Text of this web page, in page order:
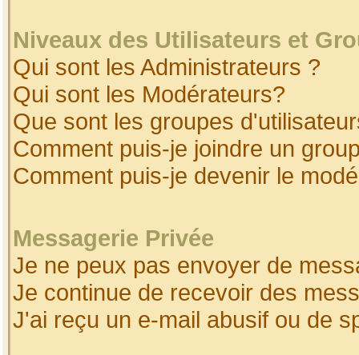
Niveaux des Utilisateurs et
Qui sont les Administrateurs ?
Qui sont les Modérateurs?
Que sont les groupes
Comment puis-je joindre un
Comment puis-je devenir le
Messagerie Privée
Je ne peux pas envoyer de
Je continue de recevoir des
J'ai reçu un e-mail abusif ou de